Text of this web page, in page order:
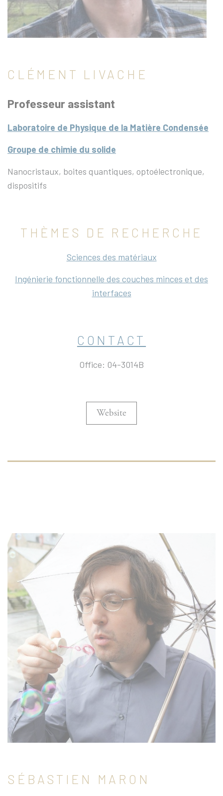
CLÉMENT LIVACHE
Professeur assistant
Laboratoire de Physique de la Matière Condensée
Groupe de chimie du solide
Nanocristaux, boites quantiques, optoélectronique,
dispositifs
THÈMES DE RECHERCHE
Sciences des matériaux
Ingénierie fonctionnelle des couches minces et des
interfaces
CONTACT
Office: 04-3014B
Website
SÉBASTIEN MARON